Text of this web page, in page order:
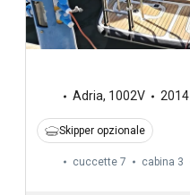
Adria, 1002V 2014
Skipper opzionale
cuccette 7 cabina 3